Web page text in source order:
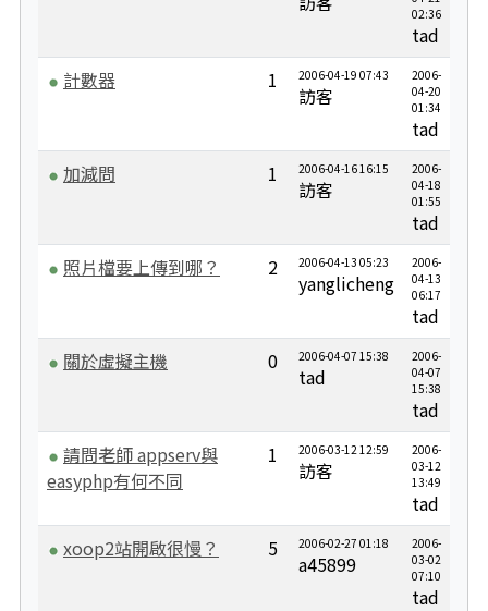
02:36
tad
計數器
1 2006-04-19 07:43
訪客
2006-
04-20
01:34
tad
加減問
1 2006-04-16 16:15
訪客
2006-
04-18
01:55
tad
照片檔要上傳到哪？
2 2006-04-13 05:23
yanglicheng
2006-
04-13
06:17
tad
關於虛擬主機
0 2006-04-07 15:38
tad
2006-
04-07
15:38
tad
請問老師 appserv與
easyphp有何不同
1 2006-03-12 12:59
訪客
2006-
03-12
13:49
tad
xoop2站開啟很慢？
5 2006-02-27 01:18
a45899
2006-
03-02
07:10
tad